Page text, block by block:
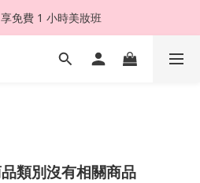
免費 1 小時美妝班
類別沒有相關商品